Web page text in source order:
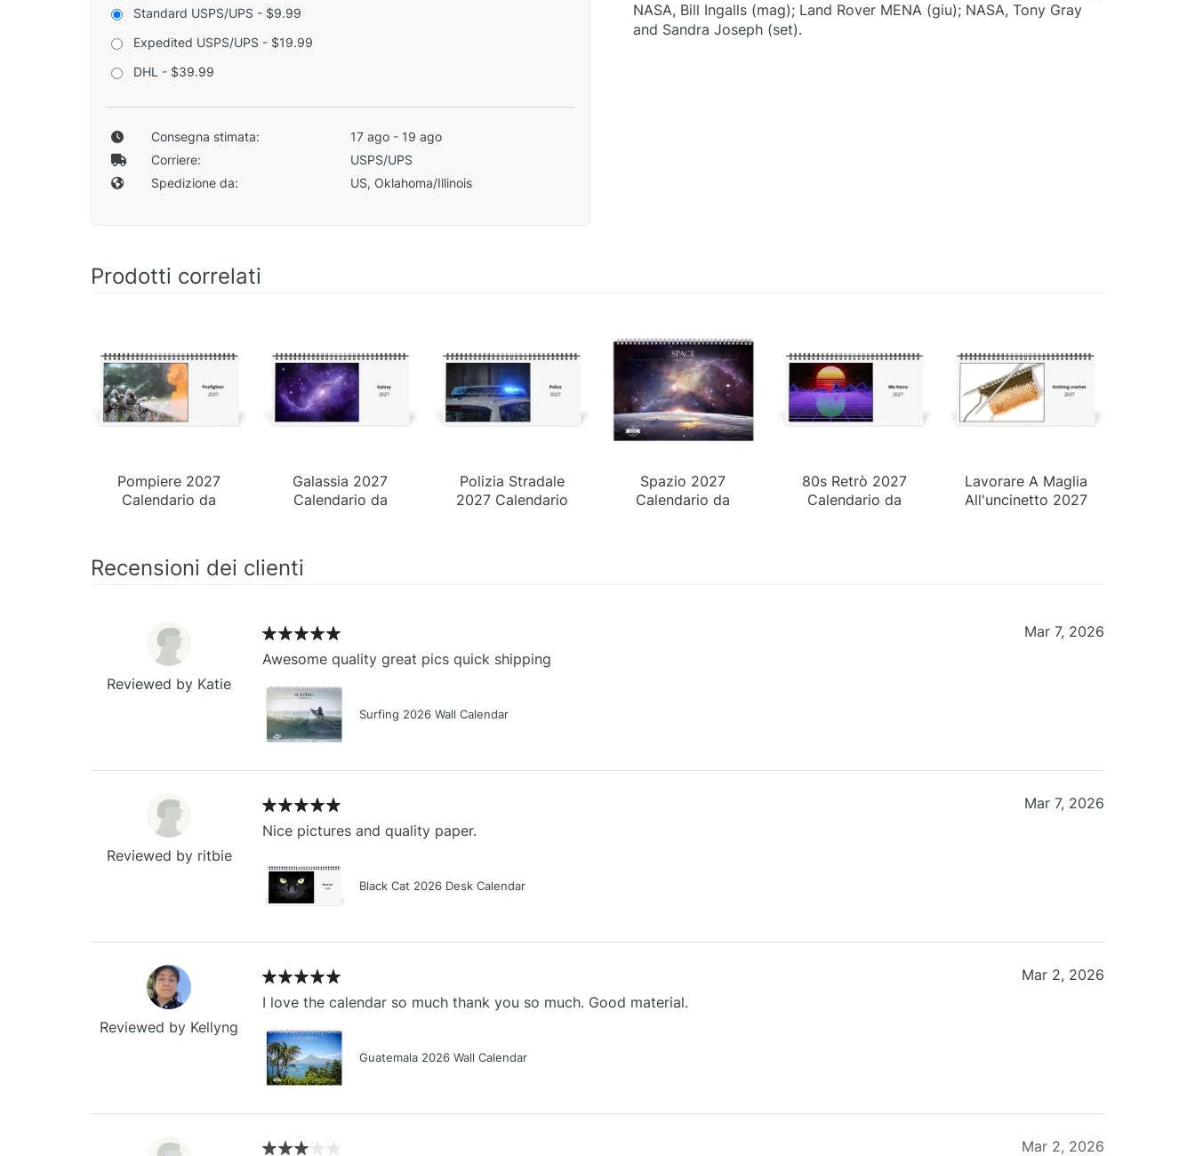
Standard USPS/UPS - $9.99
Expedited USPS/UPS - $19.99
DHL - $39.99
Consegna stimata:
17 ago - 19 ago
Corriere:
USPS/UPS
Spedizione da:
US, Oklahoma/Illinois
NASA, Bill Ingalls (mag); Land Rover MENA (giu); NASA, Tony Gray
and Sandra Joseph (set).
Prodotti correlati
Pompiere 2027
Calendario da
Galassia 2027
Calendario da
Polizia Stradale
2027 Calendario
Spazio 2027
Calendario da
80s Retrò 2027
Calendario da
Lavorare A Maglia
All'uncinetto 2027
Recensioni dei clienti
Reviewed by Katie
Awesome quality great pics quick shipping
Surfing 2026 Wall Calendar
Mar 7, 2026
Reviewed by ritbie
Nice pictures and quality paper.
Black Cat 2026 Desk Calendar
Mar 7, 2026
Reviewed by Kellyng
I love the calendar so much thank you so much. Good material.
Guatemala 2026 Wall Calendar
Mar 2, 2026
Mar 2, 2026